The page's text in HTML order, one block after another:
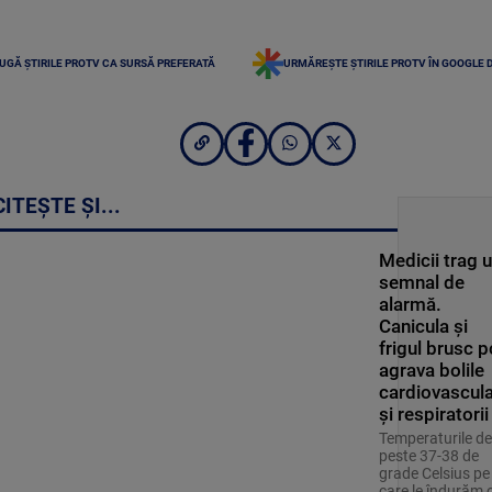
ȘTIRILE PROTV CA SURSĂ PREFERATĂ URMĂREȘTE ȘTIRILE PROTV ÎN GOOGLE
ȘI...
Medicii trag
semnal de
alarmă.
Canicula și
frigul brusc
agrava bolile
și respiratorii
Temperaturile de
peste 37-38 de
grade Celsius pe